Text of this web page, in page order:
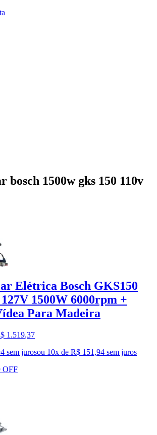
bosch 1500w gks 150 110v
Elétrica Bosch GKS150
1500W 6000rpm +
Para Madeira
1.519,37
sem jurosou 10x de R$ 151,94 sem juros
OFF